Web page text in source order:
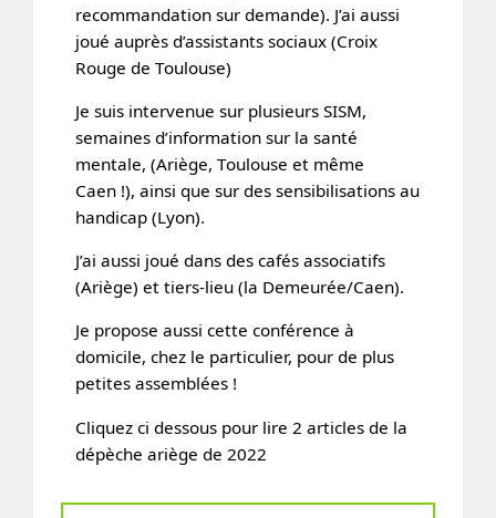
recommandation sur demande). J’ai aussi
joué auprès d’assistants sociaux (Croix
Rouge de Toulouse)
Je suis intervenue sur plusieurs SISM,
semaines d’information sur la santé
mentale, (Ariège, Toulouse et même
Caen !), ainsi que sur des sensibilisations au
handicap (Lyon).
J’ai aussi joué dans des cafés associatifs
(Ariège) et tiers-lieu (la Demeurée/Caen).
Je propose aussi cette conférence à
domicile, chez le particulier, pour de plus
petites assemblées !
Cliquez ci dessous pour lire 2 articles de la
dépèche ariège de 2022
2articles de la depeche 2022